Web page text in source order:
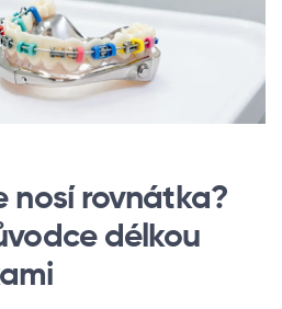
nosí rovnátka?
délkou